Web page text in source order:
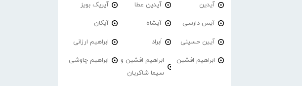
آیدین آیدین عطا آیریک بویز
آیس دارسی آیشاه آیکان
آیین حسینی اَبراد ابراهیم ارزانی
ابراهیم افشین
ابراهیم افشین و
سیما شاکریان
ابراهیم چاوشی